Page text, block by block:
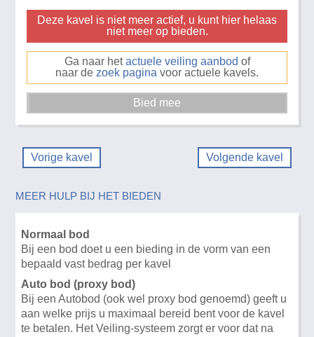
Deze kavel is niet meer actief, u kunt hier helaas
niet meer op bieden.
Ga naar hetactuele veiling aanbod of
naar de zoek pagina voor actuele kavels.
Vorige kavel Volgende kavel
MEER HULP BIJ HET BIEDEN
Normaal bod
Bij een bod doet u een bieding in de vorm van een
bepaald vast bedrag per kavel
Auto bod (proxy bod)
Bij een Autobod (ook wel proxy bod genoemd) geeft u
aan welke prijs u maximaal bereid bent voor de kavel
te betalen. Het Veiling-systeem zorgt er voor dat na